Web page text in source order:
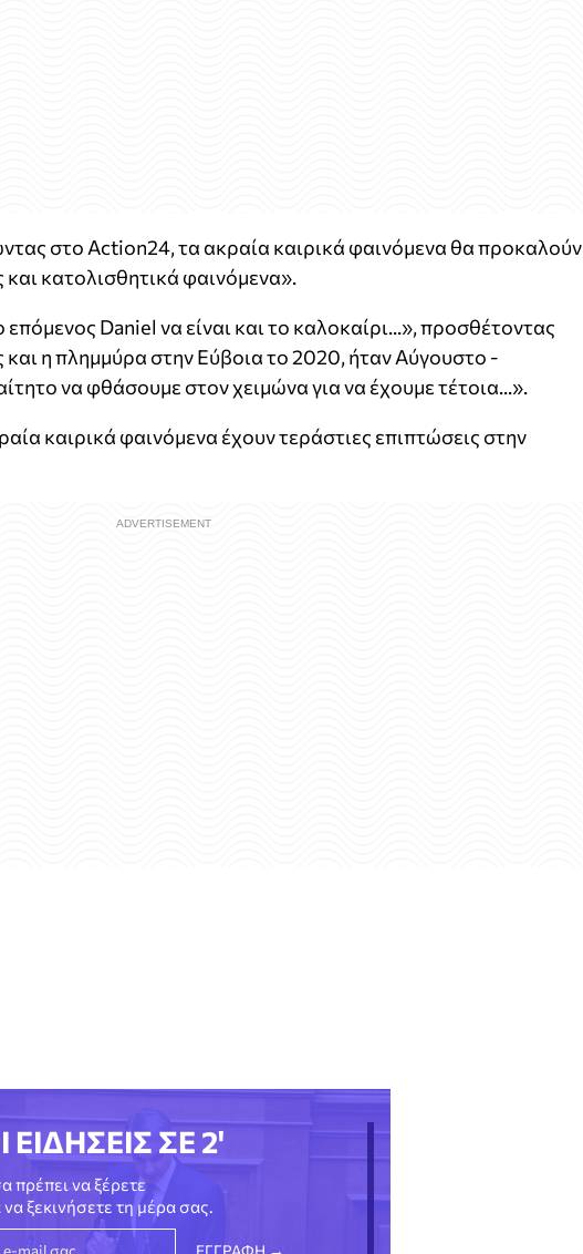
στο Action24, τα ακραία καιρικά φαινόμενα θα προκαλούν
κατολισθητικά φαινόμενα».
Daniel να είναι και το καλοκαίρι...», προσθέτοντας
και η πλημμύρα στην Εύβοια το 2020, ήταν Αύγουστο -
να φθάσουμε στον χειμώνα για να έχουμε τέτοια...».
καιρικά φαινόμενα έχουν τεράστιες επιπτώσεις στην
ΕΙΔΗΣΕΙΣ ΣΕ 2'
πρέπει να ξέρετε
να ξεκινήσετε τη μέρα σας.